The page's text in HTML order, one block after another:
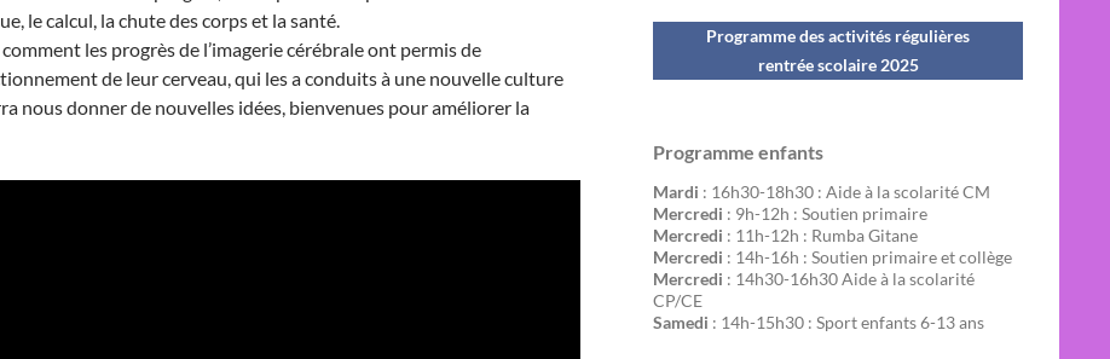
le calcul, la chute des corps et la santé.
les progrès de l’imagerie cérébrale ont permis de
de leur cerveau, qui les a conduits à une nouvelle culture
nous donner de nouvelles idées, bienvenues pour améliorer la
Programme des activités régulières
rentrée scolaire 2025
Programme enfants
Mardi : 16h30-18h30 : Aide à la scolarité CM
Mercredi : 9h-12h : Soutien primaire
Mercredi : 11h-12h : Rumba Gitane
Mercredi : 14h-16h : Soutien primaire et collège
Mercredi : 14h30-16h30 Aide à la scolarité
CP/CE
Samedi : 14h-15h30 : Sport enfants 6-13 ans